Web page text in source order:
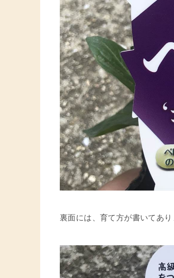
裏面には、育て方が書いてあり